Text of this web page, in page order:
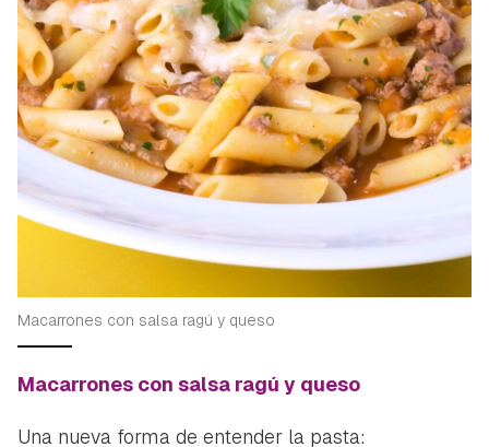
INICIAR SESIÓN CANCELAR
Macarrones con salsa ragú y queso
Macarrones con salsa ragú y queso
Una nueva forma de entender la pasta:
ACEPTAR